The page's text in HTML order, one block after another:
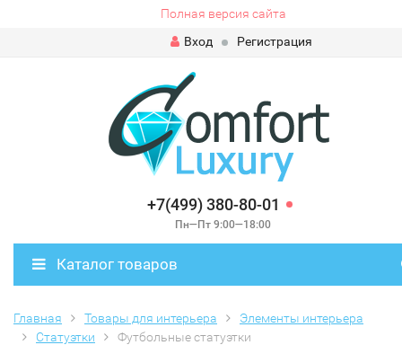
Полная версия сайта
Вход
Регистрация
+7(499) 380-80-01
Пн—Пт 9:00—18:00
Каталог товаров
Главная Товары для интерьера
Элементы интерьера
Статуэтки
Футбольные статуэтки